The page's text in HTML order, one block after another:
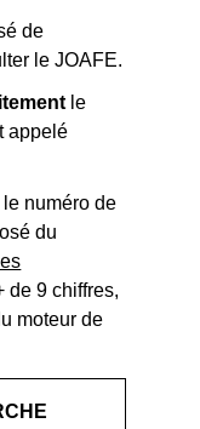
de
le JOAFE.
le
appelé
numéro de
du
de 9 chiffres,
moteur de